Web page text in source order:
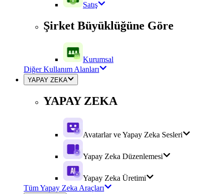
Satış
Şirket Büyüklüğüne Göre
Kurumsal
Diğer Kullanım Alanları
YAPAY ZEKA
YAPAY ZEKA
Avatarlar ve Yapay Zeka Sesleri
Yapay Zeka Düzenlemesi
Yapay Zeka Üretimi
Tüm Yapay Zeka Araçları